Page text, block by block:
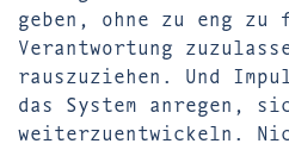
geben, ohne zu eng zu
Verantwortung
rauszuziehen. Und
das System anregen,
weiterzuentwickeln.